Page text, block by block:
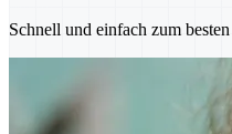
Schnell und einfach zum